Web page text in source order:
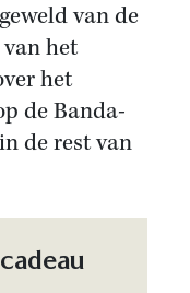
van de
het
het
de Banda-
de rest van